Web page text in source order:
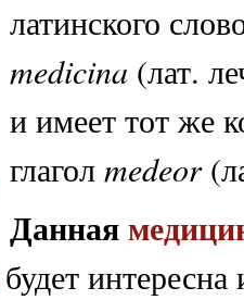
латинского
medicina (лат.
и имеет тот же
глагол medeor
Данная
интересна